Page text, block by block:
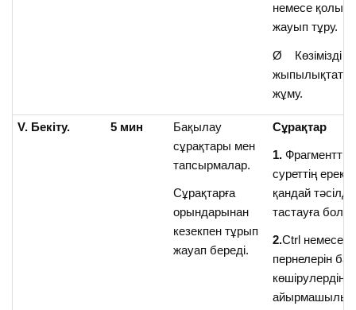
немесе
жауып тұру.
Ø Көзімізді
жұму.
V. Бекіту. 5 мин
Бақылау
сұрақтары мен
тапсырмалар.
Сұрақтарға
орындарынан
кезекпен тұрып
жауап береді.
Сұрақтар
1.
суреттің
қандай
тастауға
2.Ctrl немесе
пернелерін
көшірулердің